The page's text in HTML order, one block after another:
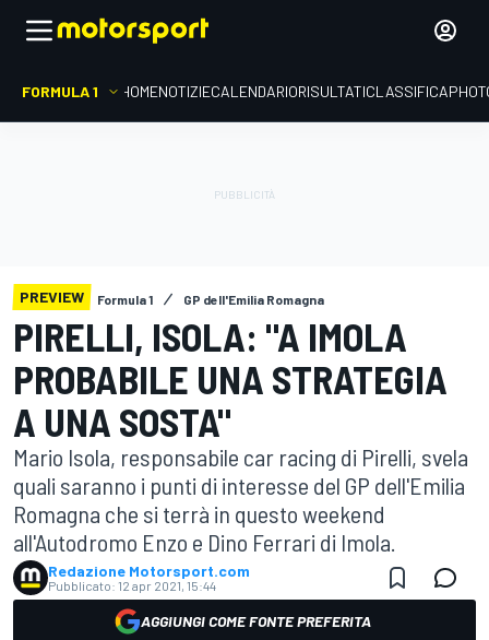
FORMULA 1 HOMENOTIZIECALENDARIORISULTATICLASSIFICA
PREVIEW Formula 1 GP dell'Emilia Romagna
PIRELLI, ISOLA: "A IMOLA
PROBABILE UNA STRATEGIA
A UNA SOSTA"
Mario Isola, responsabile car racing di Pirelli, svela
quali saranno i punti di interesse del GP dell'Emilia
Romagna che si terrà in questo weekend
all'Autodromo Enzo e Dino Ferrari di Imola.
Redazione Motorsport.com
Pubblicato: 12 apr 2021, 15:44
AGGIUNGI COME FONTE PREFERITA